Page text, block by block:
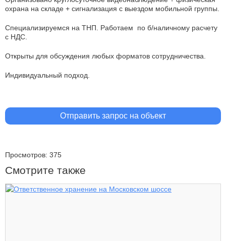
охрана на складе + сигнализация с выездом мобильной группы.
Специализируемся на ТНП. Работаем по б/наличному расчету
с НДС.
Открыты для обсуждения любых форматов сотрудничества.
Индивидуальный подход.
Отправить запрос на объект
Просмотров: 375
Смотрите также